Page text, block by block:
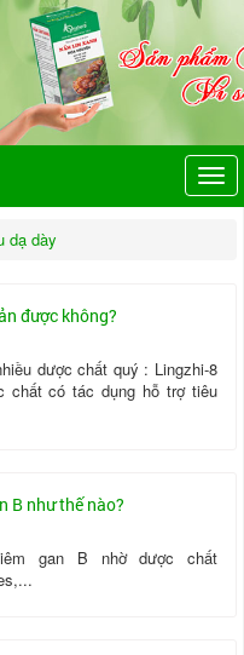
dạ dày
được không?
dược chất quý : Lingzhi-8
chất có tác dụng hỗ trợ tiêu
B như thế nào?
gan B nhờ dược chất